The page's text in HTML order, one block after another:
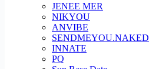
JENEE MER
NIKYOU
ANVIBE
SENDMEYOU.NAKED
INNATE
PQ